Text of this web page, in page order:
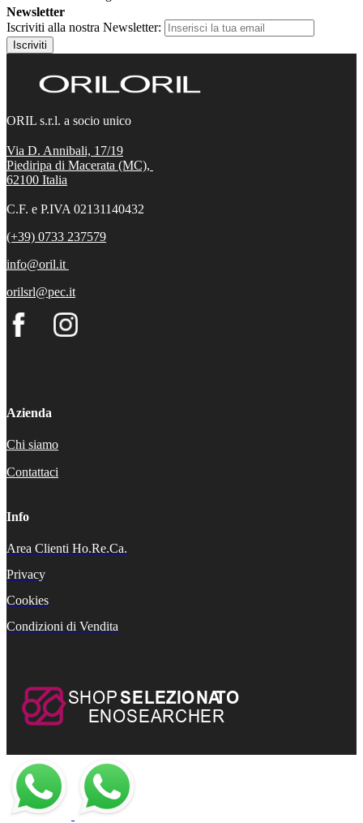
Newsletter
Iscriviti alla nostra Newsletter:
Iscriviti
ORIL s.r.l. a socio unico
Via D. Annibali, 17/19
Piediripa di Macerata (MC),
62100 Italia
C.F. e P.IVA 02131140432
(+39) 0733 237579
info@oril.it
orilsrl@pec.it
Azienda
Chi siamo
Contattaci
Info
Area Clienti Ho.Re.Ca.
Privacy
Cookies
Condizioni di Vendita